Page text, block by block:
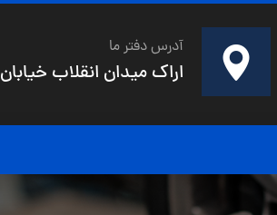
آدرس دفتر ما
اراک میدان انقلاب خیابان 20متری شهدای صفری خیابان صنوبر کوچه سرو 1